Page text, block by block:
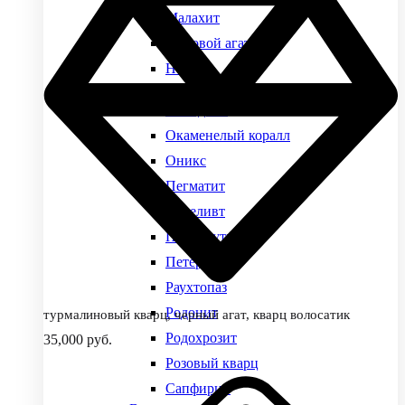
Малахит
Моховой агат
Нефрит
Окаменелый коралл
Оникс
Пегматит
Переливт
Перламутр
Петерсит
Раухтопаз
Родонит
Родохрозит
Розовый кварц
Сапфирин
турмалиновый кварц, черный агат, кварц волосатик
35,000 руб.